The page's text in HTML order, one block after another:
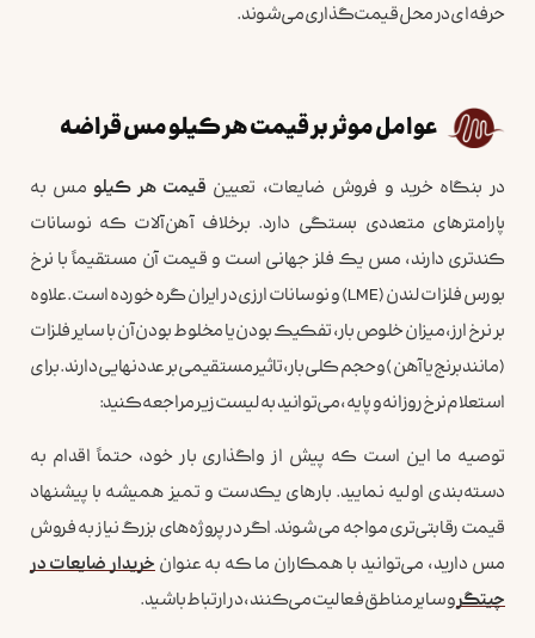
حرفه‌ای در محل قیمت‌گذاری می‌شوند.
عوامل موثر بر قیمت هر کیلو مس قراضه
در بنگاه خرید و فروش ضایعات، تعیین قیمت هر کیلو مس به
پارامترهای متعددی بستگی دارد. برخلاف آهن‌آلات که نوسانات
کندتری دارند، مس یک فلز جهانی است و قیمت آن مستقیماً با نرخ
بورس فلزات لندن (LME) و نوسانات ارزی در ایران گره خورده است. علاوه
بر نرخ ارز، میزان خلوص بار، تفکیک بودن یا مخلوط بودن آن با سایر فلزات
(مانند برنج یا آهن) و حجم کلی بار، تاثیر مستقیمی بر عدد نهایی دارند. برای
استعلام نرخ روزانه و پایه، می‌توانید به لیست زیر مراجعه کنید:
توصیه ما این است که پیش از واگذاری بار خود، حتماً اقدام به
دسته‌بندی اولیه نمایید. بارهای یکدست و تمیز همیشه با پیشنهاد
قیمت رقابتی‌تری مواجه می‌شوند. اگر در پروژه‌های بزرگ نیاز به فروش
مس دارید، می‌توانید با همکاران ما که به عنوانخریدار ضایعات در
چیتگرو سایر مناطق فعالیت می‌کنند، در ارتباط باشید.